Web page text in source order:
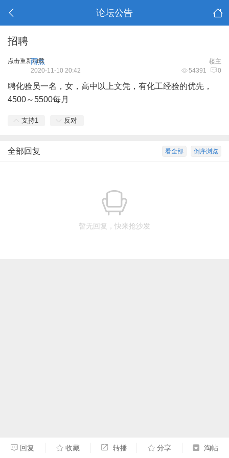
论坛公告
招聘
点击重新加载 楼主
雨点
54391 0
2020-11-10 20:42
聘化验员一名，女，高中以上文凭，有化工经验的优先，
4500～5500每月
支持1 反对
倒序浏览
看全部
全部回复
暂无回复，快来抢沙发
回复 收藏 转播 分享 淘帖